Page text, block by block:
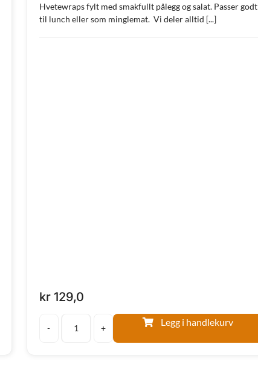
Hvetewraps fylt med smakfullt pålegg og salat. Passer godt
til lunch eller som minglemat. Vi deler alltid [...]
kr129,0
Roastbeef
Legg i handlekurv